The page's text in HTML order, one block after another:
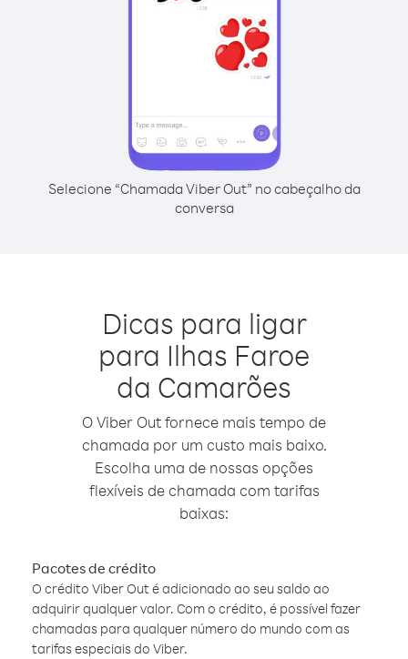
Selecione “Chamada Viber Out” no cabeçalho da
conversa
Dicas para ligar
para Ilhas Faroe
da Camarões
O Viber Out fornece mais tempo de
chamada por um custo mais baixo.
Escolha uma de nossas opções
flexíveis de chamada com tarifas
baixas:
Pacotes de crédito
O crédito Viber Out é adicionado ao seu saldo ao
adquirir qualquer valor. Com o crédito, é possível fazer
chamadas para qualquer número do mundo com as
tarifas especiais do Viber.